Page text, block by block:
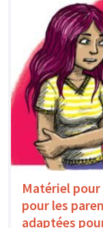
Matériel
pour les
adaptées